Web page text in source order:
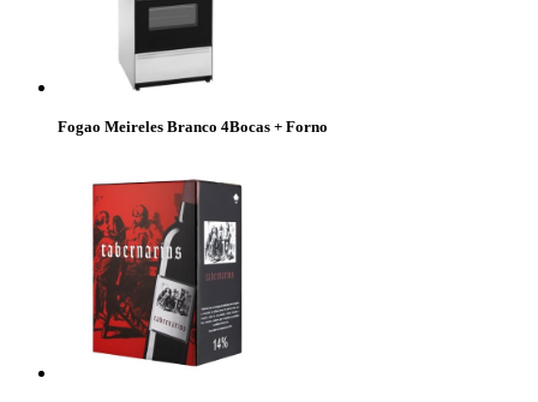
Fogao Meireles Branco 4Bocas + Forno